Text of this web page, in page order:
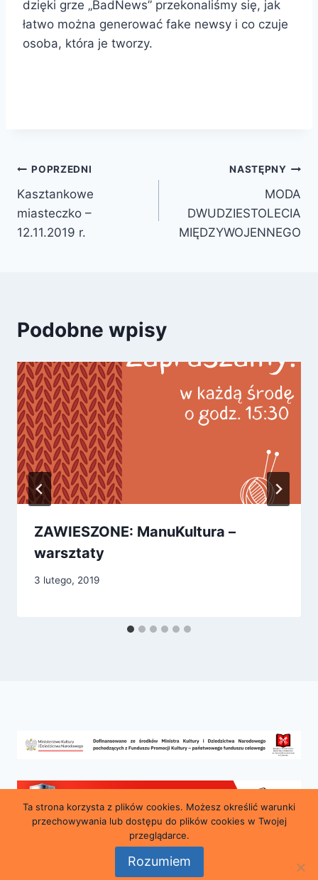
dzięki grze „BadNews” przekonaliśmy się, jak
łatwo można generować fake newsy i co czuje
osoba, która je tworzy.
Nawigacja
wpisu
POPRZEDNI
Kasztankowe
miasteczko –
12.11.2019 r.
NASTĘPNY
MODA
DWUDZIESTOLECIA
MIĘDZYWOJENNEGO
Podobne wpisy
ZAWIESZONE: ManuKultura –
warsztaty
3 lutego, 2019
Ta strona korzysta z plików cookies. Możesz określić warunki
przechowywania lub dostępu do plików cookies w Twojej
przeglądarce.
Rozumiem